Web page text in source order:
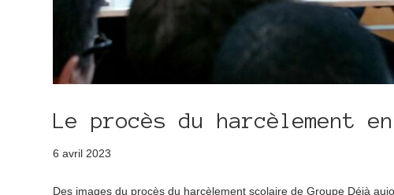
Le procès du harcèlement
6 avril 2023
Des images du procès du harcèlement scolaire de Groupe Déjà